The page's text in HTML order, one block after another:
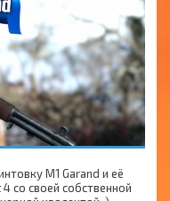
М1 Garand и её
со своей собственной